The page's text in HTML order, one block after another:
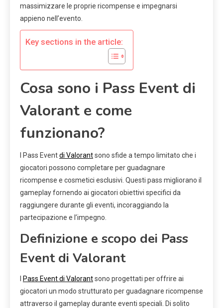
massimizzare le proprie ricompense e impegnarsi
appieno nell’evento.
Key sections in the article:
Cosa sono i Pass Event di
Valorant e come
funzionano?
I Pass Eventdi Valorantsono sfide a tempo limitato che i
giocatori possono completare per guadagnare
ricompense e cosmetici esclusivi. Questi pass migliorano il
gameplay fornendo ai giocatori obiettivi specifici da
raggiungere durante gli eventi, incoraggiando la
partecipazione e l’impegno.
Definizione e scopo dei Pass
Event di Valorant
Pass Event di Valorantsono progettati per offrire ai
giocatori un modo strutturato per guadagnare ricompense
attraverso il gameplay durante eventi speciali. Di solito